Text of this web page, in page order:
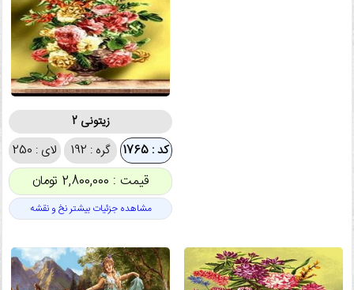
زیتونی 2
کد : 1765 گره : 192 لای : 250
قیمت : 2,800,000 تومان
مشاهده جزئیات بیشتر نخ و نقشه